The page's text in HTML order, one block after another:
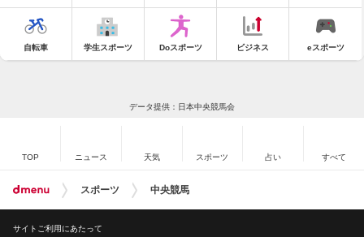
自転車 学生スポーツ Doスポーツ ビジネス eスポーツ
データ提供：日本中央競馬会
TOP ニュース 天気 スポーツ 占い すべて
スポーツ 中央競馬
サイトご利用にあたって